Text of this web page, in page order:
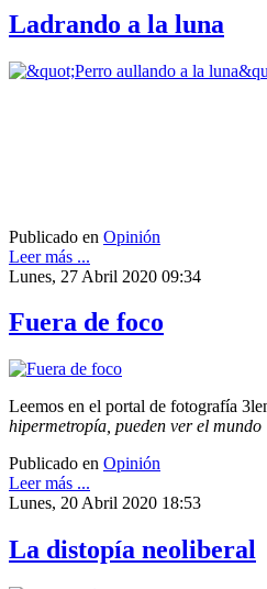
Ladrando a la luna
Publicado en Opinión
Leer más ...
Lunes, 27 Abril 2020 09:34
Fuera de foco
Leemos en el portal de fotografía
hipermetropía, pueden ver el mundo
Publicado en Opinión
Leer más ...
Lunes, 20 Abril 2020 18:53
La distopía neoliberal